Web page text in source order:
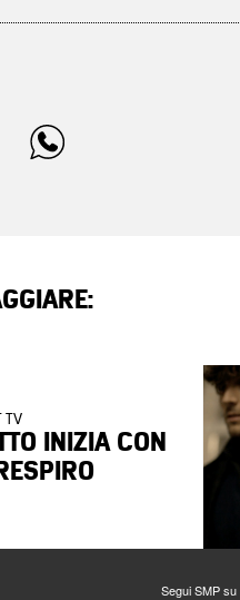
TV
INIZIA CON
Segui SMP su